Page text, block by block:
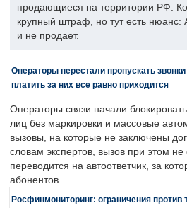
продающиеся на территории РФ.
крупный штраф, но тут есть нюанс:
и не продает.
Операторы перестали пропускать
платить за них все равно приходится
Операторы связи начали
лиц без маркировки и массовые
вызовы, на которые не заключены
словам экспертов, вызов при этом
переводится на автоответчик, за
абонентов.
Росфинмониторинг: ограничения против